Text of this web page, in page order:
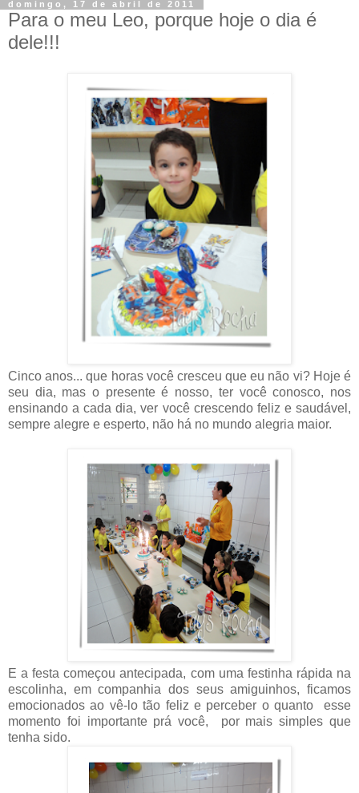
domingo, 17 de abril de 2011
Para o meu Leo, porque hoje o dia é
dele!!!
Cinco anos... que horas você cresceu que eu não vi? Hoje é
seu dia, mas o presente é nosso, ter você conosco, nos
ensinando a cada dia, ver você crescendo feliz e saudável,
sempre alegre e esperto, não há no mundo alegria maior.
E a festa começou antecipada, com uma festinha rápida na
escolinha, em companhia dos seus amiguinhos, ficamos
emocionados ao vê-lo tão feliz e perceber o quanto esse
momento foi importante prá você, por mais simples que
tenha sido.